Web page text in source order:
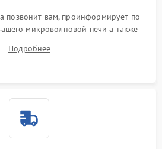
позвонит вам, проинформирует по
микроволновой печи а также
Подробнее